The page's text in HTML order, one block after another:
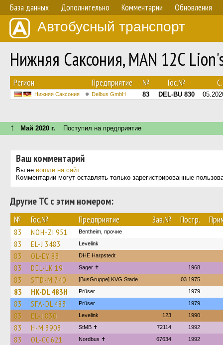
База данных Дополнительно Комментарии Обновления
Автобусный транспорт
Нижняя Саксония, MAN 12C
Регион Предприятие № Гос.№
Нижняя Саксония Delbus GmbH 83 DEL-BU 830
↑ Май 2020 г. Поступил на предприятие
Ваш комментарий
Вы не вошли на сайт.
Комментарии могут оставлять только зарегистрированные
Другие ТС с этим номером:
№ Гос.№ Предприятие Зав.№ Постр.
83 NOH-ZI 951 Bentheim, прочие
83 EL-J 3483 Levelink
83 OL-EY 83 DHE Harpstedt
83 DEL-LK 19 Sager ✝ 1968
83 STD-M 740 [BusGruppe] KVG Stade 03.1975
83 HK-DL 483H Prüser 1979
83 SFA-DL 483 Prüser 1979
83 EL-J 830 Levelink 123 1990
83 H-M 3903 StMB ✝ 72114 1992
83 OL-CC 621 Nordbus ✝ 67634 1992